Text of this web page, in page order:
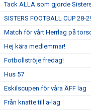
Tack ALLA som gjorde
SISTERS FOOTBALL CUP 28-
Match för vårt Herrlag på
Hej kära medlemmar!
Fotbollströje fredag!
Hus 57
Eskilscupen för våra ÄFF lag
Från knatte till a-lag